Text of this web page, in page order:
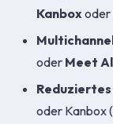
Kanboxoder
oder Meet
oder Kanbox